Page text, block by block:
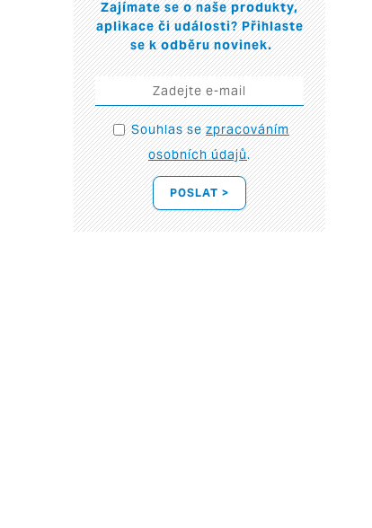
Zajímate se o naše produkty,
aplikace či události? Přihlaste
se k odběru novinek.
Souhlas sezpracováním
osobních údajů.
POSLAT >